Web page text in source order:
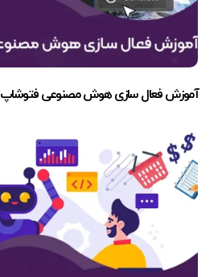
آموزش فعال سازی هوش مصنوعی فتوشاپ